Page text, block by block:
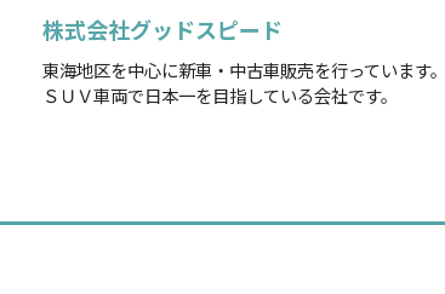
株式会社グッドスピード
東海地区を中心に新車・中古車販売を行っています。
ＳＵＶ車両で日本一を目指している会社です。